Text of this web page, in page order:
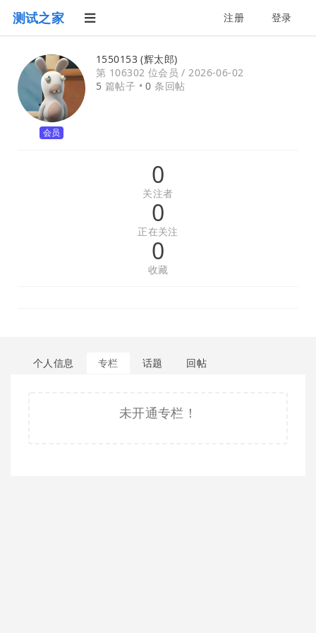
测试之家 注册 登录
会员
1550153 (辉太郎)
第 106302 位会员 /2026-06-02
5 篇帖子 •0 条回帖
0
关注者
0
正在关注
0
收藏
个人信息 专栏 话题 回帖
未开通专栏！